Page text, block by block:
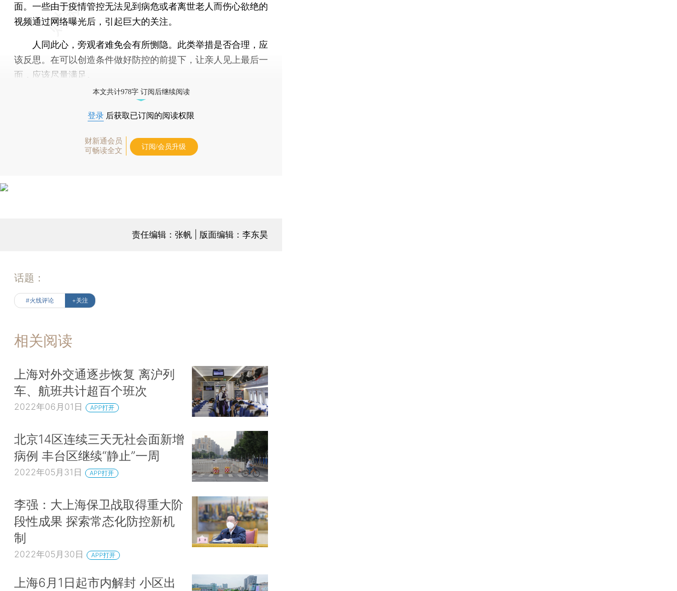
面。一些由于疫情管控无法见到病危或者离世老人而伤心欲绝的
视频通过网络曝光后，引起巨大的关注。
人同此心，旁观者难免会有所恻隐。此类举措是否合理，应
该反思。在可以创造条件做好防控的前提下，让亲人见上最后一
面，应该尽量满足。
本文共计978字 订阅后继续阅读
登录 后获取已订阅的阅读权限
财新通会员
可畅读全文
订阅/会员升级
责任编辑：张帆 | 版面编辑：李东昊
话题：
#火线评论 +关注
相关阅读
上海对外交通逐步恢复 离沪列
车、航班共计超百个班次
2022年06月01日 APP打开
北京14区连续三天无社会面新增
病例 丰台区继续“静止”一周
2022年05月31日 APP打开
李强：大上海保卫战取得重大阶
段性成果 探索常态化防控新机
制
2022年05月30日 APP打开
上海6月1日起市内解封 小区出